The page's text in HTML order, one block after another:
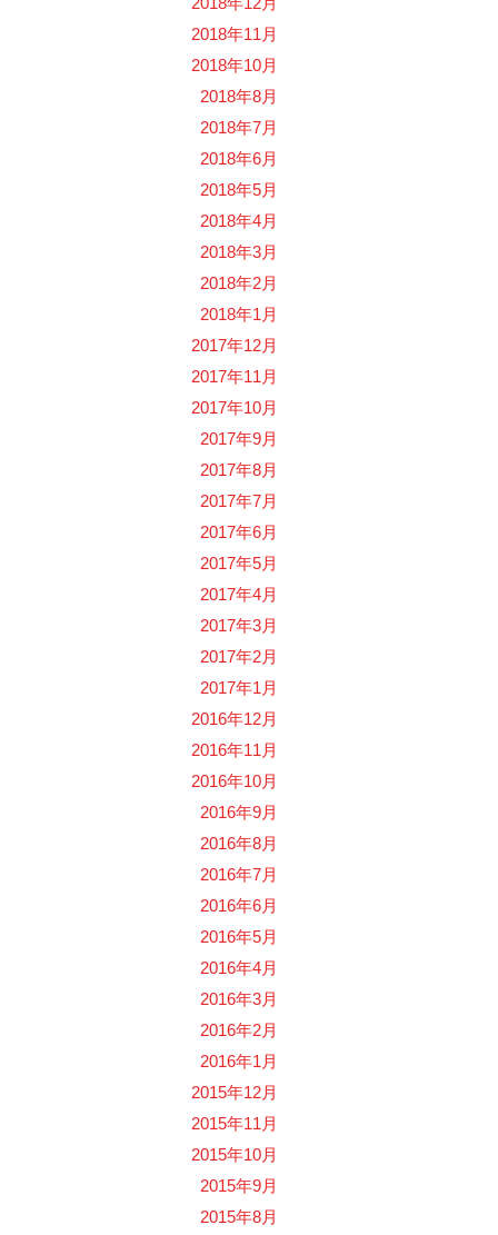
2018年11月
2018年10月
2018年8月
2018年7月
2018年6月
2018年5月
2018年4月
2018年3月
2018年2月
2018年1月
2017年12月
2017年11月
2017年10月
2017年9月
2017年8月
2017年7月
2017年6月
2017年5月
2017年4月
2017年3月
2017年2月
2017年1月
2016年12月
2016年11月
2016年10月
2016年9月
2016年8月
2016年7月
2016年6月
2016年5月
2016年4月
2016年3月
2016年2月
2016年1月
2015年12月
2015年11月
2015年10月
2015年9月
2015年8月